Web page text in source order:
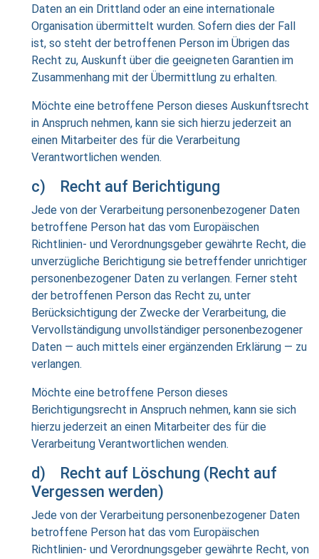
Daten an ein Drittland oder an eine internationale
Organisation übermittelt wurden. Sofern dies der Fall
ist, so steht der betroffenen Person im Übrigen das
Recht zu, Auskunft über die geeigneten Garantien im
Zusammenhang mit der Übermittlung zu erhalten.
Möchte eine betroffene Person dieses Auskunftsrecht
in Anspruch nehmen, kann sie sich hierzu jederzeit an
einen Mitarbeiter des für die Verarbeitung
Verantwortlichen wenden.
c) Recht auf Berichtigung
Jede von der Verarbeitung personenbezogener Daten
betroffene Person hat das vom Europäischen
Richtlinien- und Verordnungsgeber gewährte Recht, die
unverzügliche Berichtigung sie betreffender unrichtiger
personenbezogener Daten zu verlangen. Ferner steht
der betroffenen Person das Recht zu, unter
Berücksichtigung der Zwecke der Verarbeitung, die
Vervollständigung unvollständiger personenbezogener
Daten — auch mittels einer ergänzenden Erklärung — zu
verlangen.
Möchte eine betroffene Person dieses
Berichtigungsrecht in Anspruch nehmen, kann sie sich
hierzu jederzeit an einen Mitarbeiter des für die
Verarbeitung Verantwortlichen wenden.
d) Recht auf Löschung (Recht auf
Vergessen werden)
Jede von der Verarbeitung personenbezogener Daten
betroffene Person hat das vom Europäischen
Richtlinien- und Verordnungsgeber gewährte Recht, von